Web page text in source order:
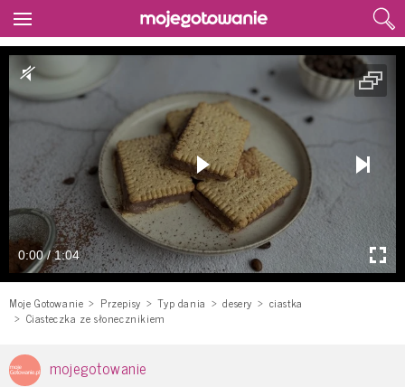
0:00 / 1:04
Moje Gotowanie Przepisy Typ dania desery
ciastka
Ciasteczka ze słonecznikiem
mojegotowanie